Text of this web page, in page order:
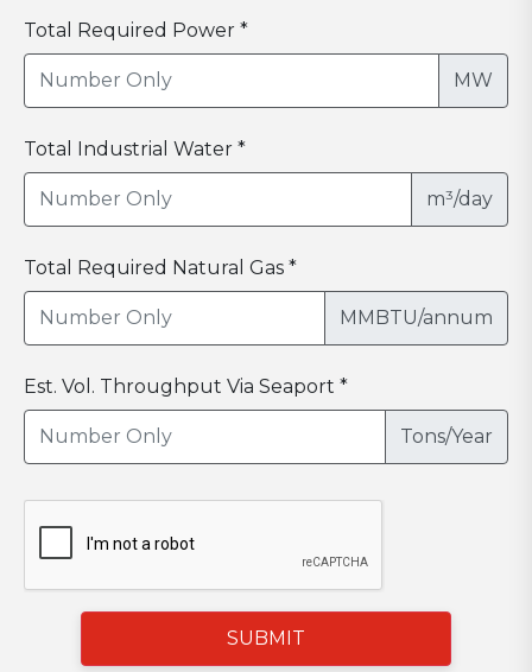
Total Required Power *
MW
Total Industrial Water *
m³/day
Total Required Natural Gas *
MMBTU/annum
Est. Vol. Throughput Via Seaport *
Tons/Year
SUBMIT